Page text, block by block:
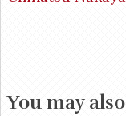
You may